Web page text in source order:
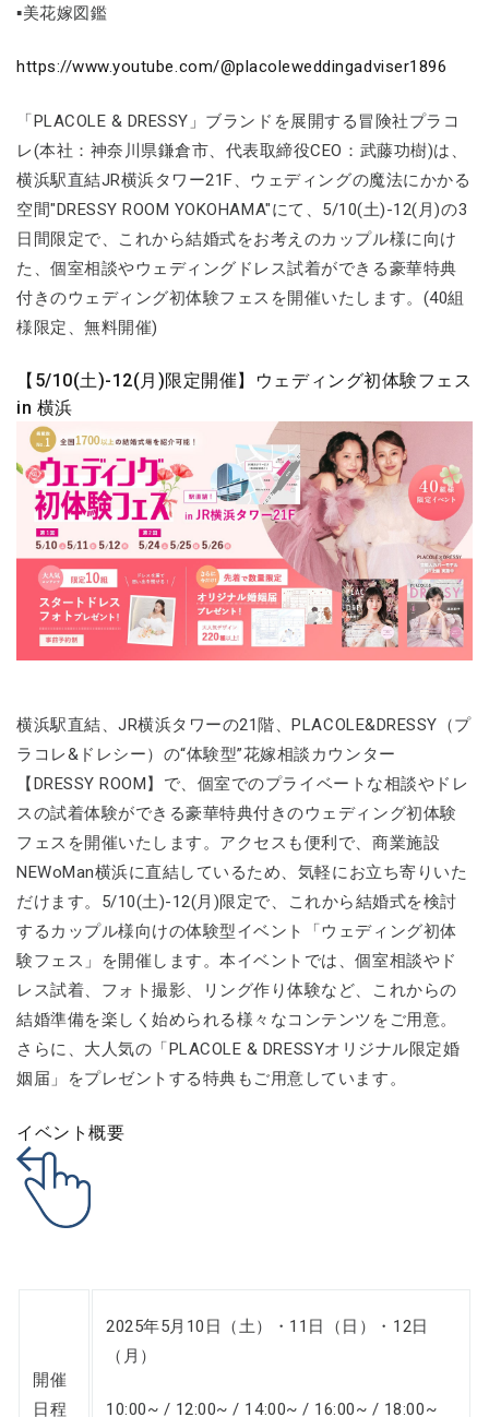
▪美花嫁図鑑
https://www.youtube.com/@placoleweddingadviser1896
「PLACOLE & DRESSY」ブランドを展開する冒険社プラコ
レ(本社：神奈川県鎌倉市、代表取締役CEO：武藤功樹)は、
横浜駅直結JR横浜タワー21F、ウェディングの魔法にかかる
空間"DRESSY ROOM YOKOHAMA"にて、5/10(土)-12(月)の3
日間限定で、これから結婚式をお考えのカップル様に向け
た、個室相談やウェディングドレス試着ができる豪華特典
付きのウェディング初体験フェスを開催いたします。(40組
様限定、無料開催)
【5/10(土)-12(月)限定開催】ウェディング初体験フェス
in 横浜
横浜駅直結、JR横浜タワーの21階、PLACOLE&DRESSY（プ
ラコレ&ドレシー）の“体験型”花嫁相談カウンター
【DRESSY ROOM】で、個室でのプライベートな相談やドレ
スの試着体験ができる豪華特典付きのウェディング初体験
フェスを開催いたします。アクセスも便利で、商業施設
NEWoMan横浜に直結しているため、気軽にお立ち寄りいた
だけます。5/10(土)-12(月)限定で、これから結婚式を検討
するカップル様向けの体験型イベント「ウェディング初体
験フェス」を開催します。本イベントでは、個室相談やド
レス試着、フォト撮影、リング作り体験など、これからの
結婚準備を楽しく始められる様々なコンテンツをご用意。
さらに、大人気の「PLACOLE & DRESSYオリジナル限定婚
姻届」をプレゼントする特典もご用意しています。
イベント概要
開催
日程
2025年5月10日（土）・11日（日）・12日
（月）
10:00~ / 12:00~ / 14:00~ / 16:00~ / 18:00~